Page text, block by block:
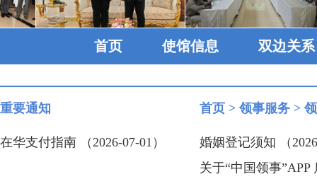
首页 使馆信息 双边关系
重要通知
在华支付指南 （2026-07-01）
首页 > 领事服务 >
婚姻登记须知 （
关于“中国领事